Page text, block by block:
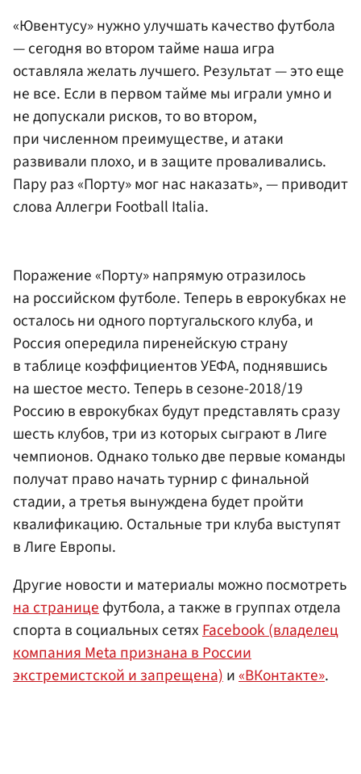
«Ювентусу» нужно улучшать качество футбола
— сегодня во втором тайме наша игра
оставляла желать лучшего. Результат — это еще
не все. Если в первом тайме мы играли умно и
не допускали рисков, то во втором,
при численном преимуществе, и атаки
развивали плохо, и в защите проваливались.
Пару раз «Порту» мог нас наказать», — приводит
слова Аллегри Football Italia.
Поражение «Порту» напрямую отразилось
на российском футболе. Теперь в еврокубках не
осталось ни одного португальского клуба, и
Россия опередила пиренейскую страну
в таблице коэффициентов УЕФА, поднявшись
на шестое место. Теперь в сезоне-2018/19
Россию в еврокубках будут представлять сразу
шесть клубов, три из которых сыграют в Лиге
чемпионов. Однако только две первые команды
получат право начать турнир с финальной
стадии, а третья вынуждена будет пройти
квалификацию. Остальные три клуба выступят
в Лиге Европы.
Другие новости и материалы можно посмотреть
на страницефутбола, а также в группах отдела
спорта в социальных сетяхFacebook (владелец
компания Meta признана в России
экстремистской и запрещена)и«ВКонтакте».